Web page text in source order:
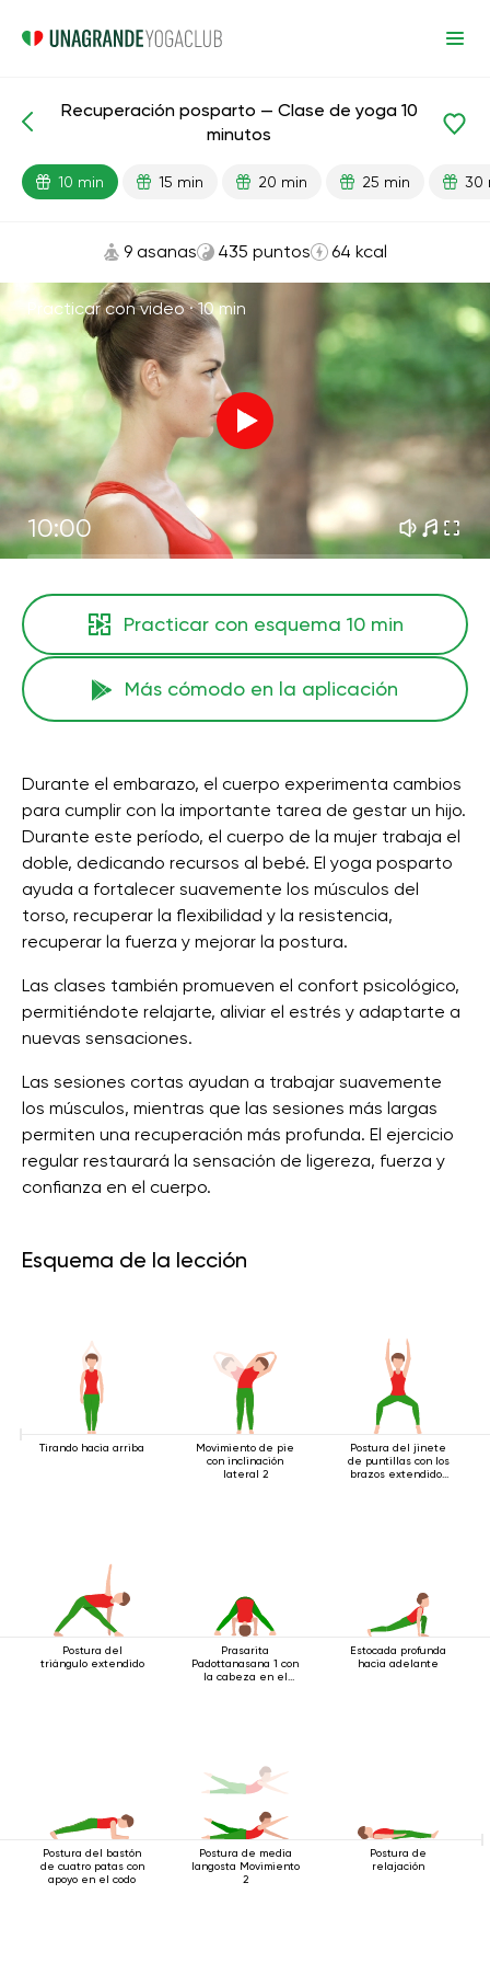
Lecciones preparadas Embarazo Después del parto
Recuperación posparto — Clase de yoga 10
minutos
10 min 15 min 20 min 25 min 30
9 asanas 435 puntos 64 kcal
Practicar con video ·10 min
10:00
Practicar con esquema 10 min
Más cómodo en la aplicación
Durante el embarazo, el cuerpo experimenta cambios
para cumplir con la importante tarea de gestar un hijo.
Durante este período, el cuerpo de la mujer trabaja el
doble, dedicando recursos al bebé. El yoga posparto
ayuda a fortalecer suavemente los músculos del
torso, recuperar la flexibilidad y la resistencia,
recuperar la fuerza y ​​mejorar la postura.
Las clases también promueven el confort psicológico,
permitiéndote relajarte, aliviar el estrés y adaptarte a
nuevas sensaciones.
Las sesiones cortas ayudan a trabajar suavemente
los músculos, mientras que las sesiones más largas
permiten una recuperación más profunda. El ejercicio
regular restaurará la sensación de ligereza, fuerza y ​​
confianza en el cuerpo.
Esquema de la lección
Tirando hacia arriba
Movimiento de pie
con inclinación
lateral 2
Postura del jinete
de puntillas con los
brazos extendidos
Postura del
triángulo extendido
Prasarita
Padottanasana 1 con
la cabeza en el
Estocada profunda
hacia adelante
Postura del bastón
de cuatro patas con
apoyo en el codo
Postura de media
langosta Movimiento
2
Postura de
relajación